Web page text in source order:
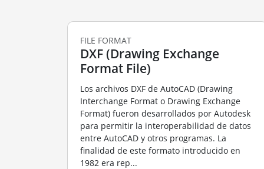
FILE FORMAT
DXF (Drawing Exchange
Format File)
Los archivos DXF de AutoCAD (Drawing
Interchange Format o Drawing Exchange
Format) fueron desarrollados por Autodesk
para permitir la interoperabilidad de datos
entre AutoCAD y otros programas. La
finalidad de este formato introducido en
1982 era rep...